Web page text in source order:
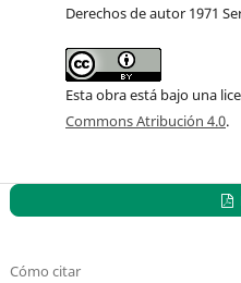
Derechos de autor 1971
Esta obra está bajo una
Commons Atribución 4.0.
Cómo citar